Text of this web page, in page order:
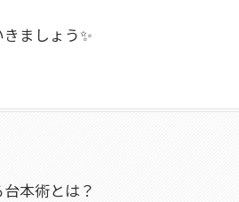
ましょう✨
本術とは？